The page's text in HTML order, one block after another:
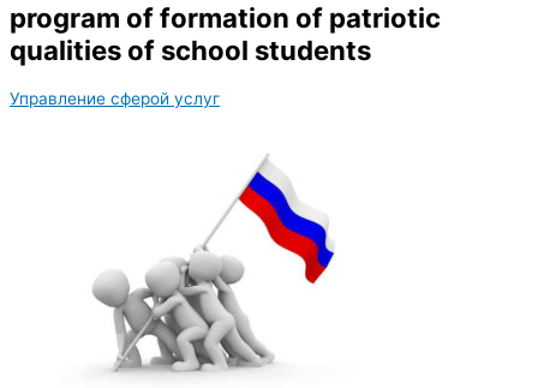
program of formation of patriotic
qualities of school students
Управление сферой услуг